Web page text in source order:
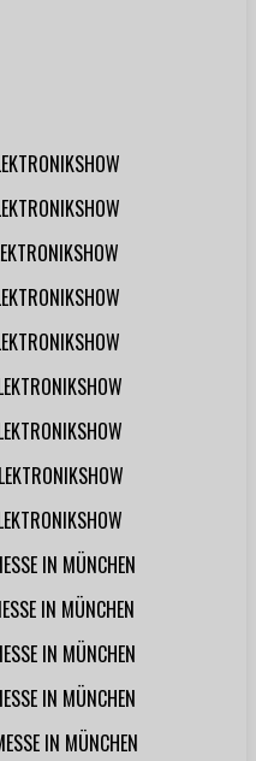
IN MÜNCHEN
IN MÜNCHEN
IN MÜNCHEN
IN MÜNCHEN
IN MÜNCHEN